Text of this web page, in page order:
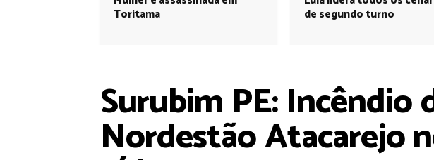
Toritama
de segundo turno
Surubim PE:
Nordestão Atacarejo